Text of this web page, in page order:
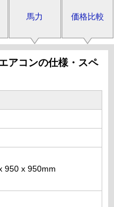
馬力 価格比較
アコンの仕様・スペ
950 x 950mm